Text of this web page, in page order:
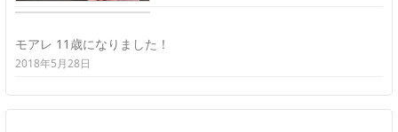
モアレ 11歳になりました！
2018年5月28日